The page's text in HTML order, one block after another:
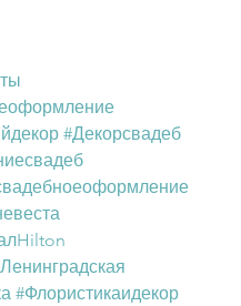
#Декорсвадеб
#Флористикаидекор